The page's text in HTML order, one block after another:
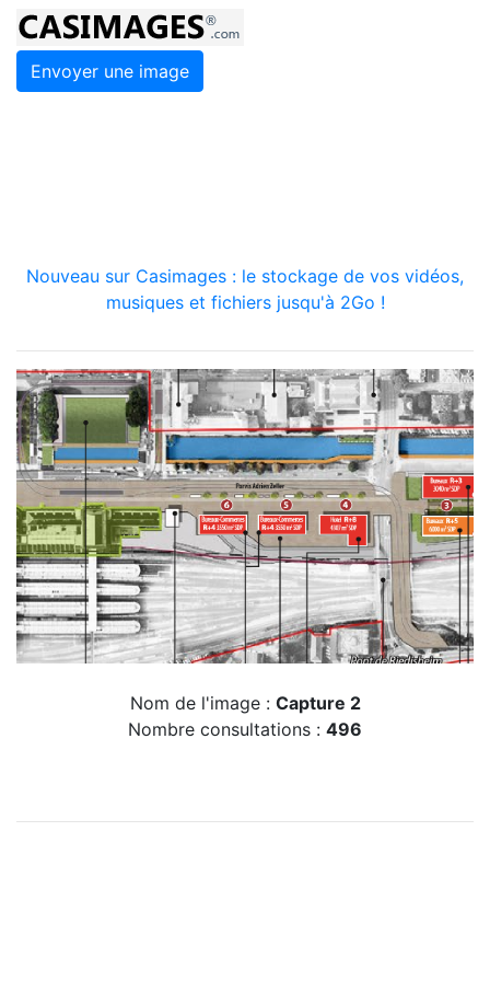
Envoyer une image
Nouveau sur Casimages : le stockage de vos vidéos,
musiques et fichiers jusqu'à 2Go !
Nom de l'image : Capture 2
Nombre consultations : 496